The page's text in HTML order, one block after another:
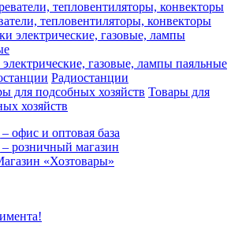
тепловентиляторы, конвекторы
газовые, лампы паяльные
Радиостанции
Товары для
хозяйств
офис и оптовая база
розничный магазин
«Хозтовары»